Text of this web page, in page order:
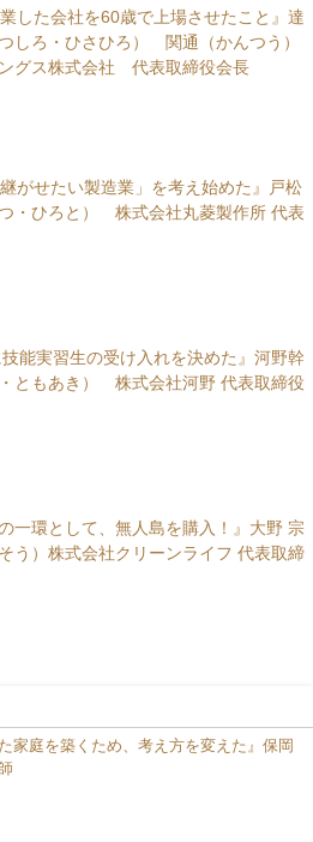
業した会社を60歳で上場させたこと』達
しろ・ひさひろ） 関通（かんつう）
グス株式会社 代表取締役会長
継がせたい製造業」を考え始めた』戸松
・ひろと） 株式会社丸菱製作所 代表
技能実習生の受け入れを決めた』河野幹
ともあき） 株式会社河野 代表取締役
の一環として、無人島を購入！』大野 宗
そう）株式会社クリーンライフ 代表取締
家庭を築くため、考え方を変えた』保岡